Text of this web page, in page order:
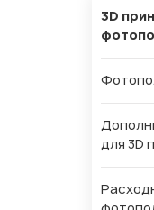
3D
для 3D